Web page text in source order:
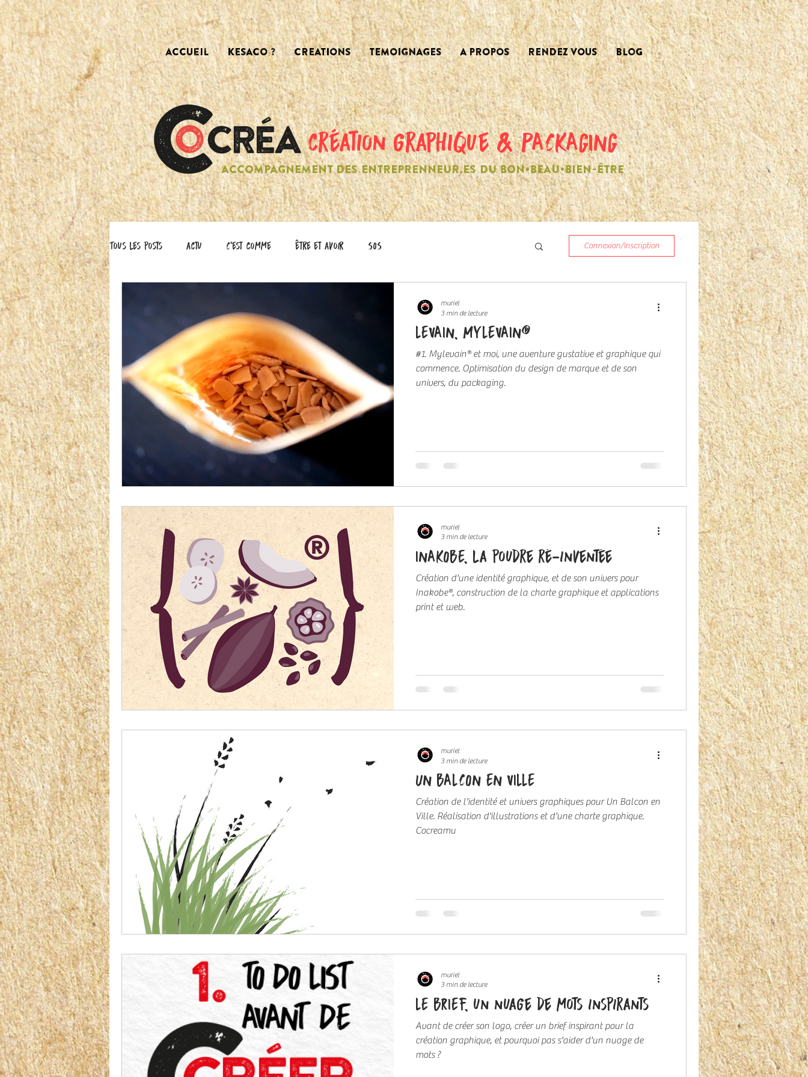
accueil KESACO ? CREATIONS TEMOIGNAGES A PROPOS RENDEZ VOUS Blog
création graphique & PACKAGING
ACCOMPAGNEMENT DES ENTREPRENNEUR.ES DU BON•BEAU•BIEN-ÊTRE
Tous les posts actu C'est comme être et avoir SOS Connexion/Inscription
LEVAIN, MYLEVAIN®
#1. Mylevain® et moi, une aventure gustative et graphique qui
commence. Optimisation du design de marque et de son
univers, du packaging.
muriel
3 min de lecture
INAKOBE, la poudre ré-inventée
Création d'une identité graphique, et de son univers pour
Inakobe®, construction de la charte graphique et applications
print et web.
muriel
3 min de lecture
UN BALCON EN VILLE
Création de l'identité et univers graphiques pour Un Balcon en
Ville. Réalisation d'illustrations et d'une charte graphique.
Cocreamu
muriel
3 min de lecture
LE BRIEF, un nuage de mots inspirants
Avant de créer son logo, créer un brief inspirant pour la
création graphique, et pourquoi pas s'aider d'un nuage de
mots ?
muriel
3 min de lecture